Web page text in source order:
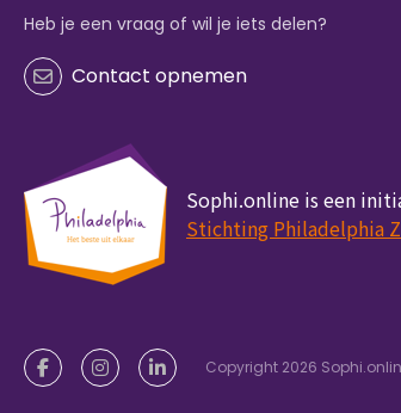
Heb je een vraag of wil je iets delen?
Contact opnemen
Sophi.online is een
Stichting Philadelphia
Copyright 2026